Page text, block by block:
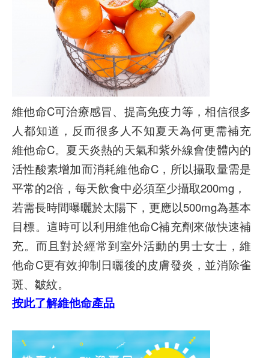
維他命C可治療感冒、提高免疫力等，相信很多
人都知道，反而很多人不知夏天為何更需補充
維他命C。夏天炎熱的天氣和紫外線會使體內的
活性酸素增加而消耗維他命C，所以攝取量需是
平常的2倍，每天飲食中必須至少攝取200mg，
若需長時間曝曬於太陽下，更應以500mg為基本
目標。這時可以利用維他命C補充劑來做快速補
充。而且對於經常到室外活動的男士女士，維
他命C更有效抑制日曬後的皮膚發炎，並消除雀
斑、皺紋。
按此了解維他命產品